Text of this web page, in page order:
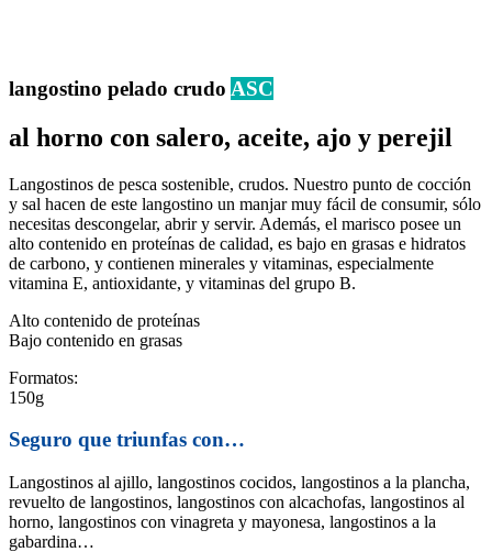
langostino pelado crudo ASC
al horno con salero, aceite, ajo y perejil
Langostinos de pesca sostenible, crudos. Nuestro punto de cocción
y sal hacen de este langostino un manjar muy fácil de consumir, sólo
necesitas descongelar, abrir y servir. Además, el marisco posee un
alto contenido en proteínas de calidad, es bajo en grasas e hidratos
de carbono, y contienen minerales y vitaminas, especialmente
vitamina E, antioxidante, y vitaminas del grupo B.
Alto contenido de proteínas
Bajo contenido en grasas
Formatos:
150g
Seguro que triunfas con…
Langostinos al ajillo, langostinos cocidos, langostinos a la plancha,
revuelto de langostinos, langostinos con alcachofas, langostinos al
horno, langostinos con vinagreta y mayonesa, langostinos a la
gabardina…